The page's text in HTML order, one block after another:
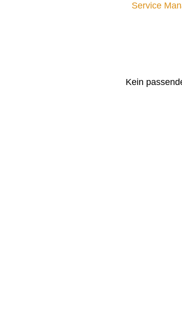
Service
Kein